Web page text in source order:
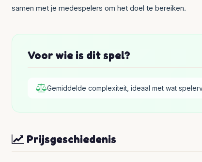
samen met je medespelers om het doel te bereiken.
Voor wie is dit spel?
Gemiddelde complexiteit, ideaal met wat
Prijsgeschiedenis